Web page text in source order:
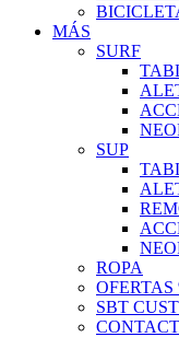
MÁS
SURF
SUP
ROPA
OFERTAS
SBT